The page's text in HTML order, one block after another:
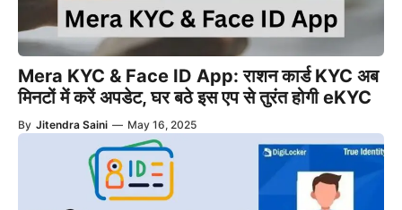
Mera KYC & Face ID App: राशन कार्ड KYC अब
मिनटों में करें अपडेट, घर बठे इस एप से तुरंत होगी eKYC
By Jitendra Saini — May 16, 2025